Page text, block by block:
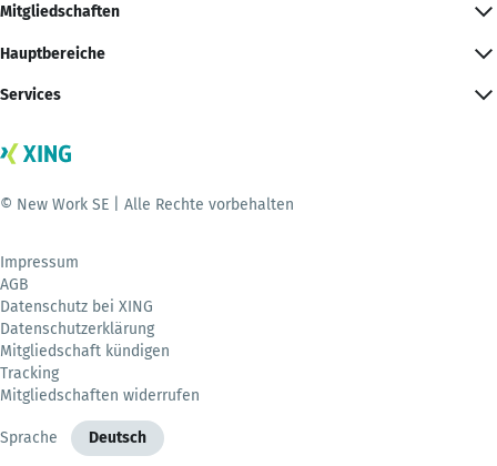
Mitgliedschaften
Hauptbereiche
Services
© New Work SE | Alle Rechte vorbehalten
Impressum
AGB
Datenschutz bei XING
Datenschutzerklärung
Mitgliedschaft kündigen
Tracking
Mitgliedschaften widerrufen
Sprache Deutsch